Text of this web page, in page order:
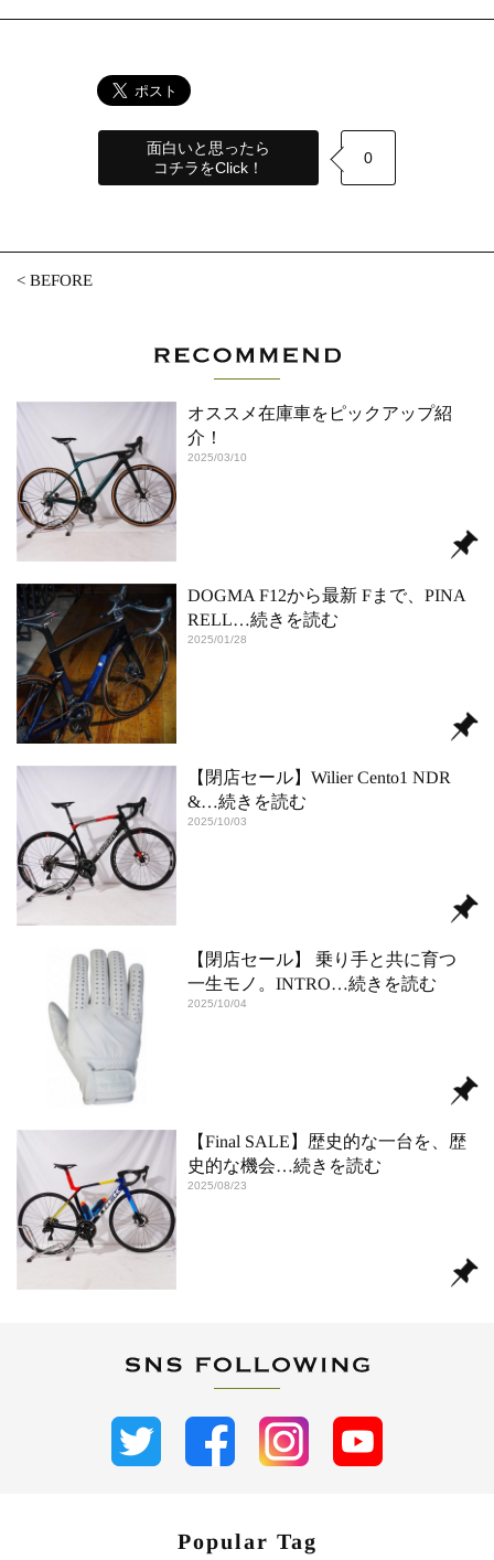
面白いと思ったら
コチラをClick！
0
<BEFORE
オススメ在庫車をピックアップ紹
介！
2025/03/10
DOGMA F12から最新 Fまで、PINA
RELL…続きを読む
2025/01/28
【閉店セール】Wilier Cento1 NDR
&…続きを読む
2025/10/03
【閉店セール】 乗り手と共に育つ
一生モノ。INTRO…続きを読む
2025/10/04
【Final SALE】歴史的な一台を、歴
史的な機会…続きを読む
2025/08/23
Popular Tag